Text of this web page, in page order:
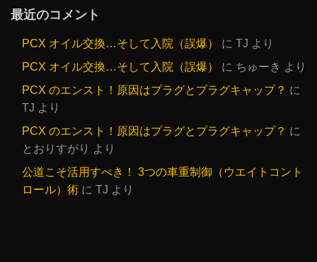
最近のコメント
PCX オイル交換…そして入院（誤爆） に TJ より
PCX オイル交換…そして入院（誤爆）
に ちゅーき より
PCX のエンスト！原因はプラグとプラグキャップ？ に
TJ より
PCX のエンスト！原因はプラグとプラグキャップ？ に
とおりすがり より
公道こそ活用すべき！ 3つの車重制御（ウエイトコント
ロール）術 に TJ より